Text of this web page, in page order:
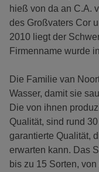
hieß von da an C.A.
des Großvaters Cor
2010 liegt der
Firmenname wurde
Die Familie van
Wasser, damit sie
Die von ihnen
Qualität, sind rund
garantierte Qualität,
erwarten kann. Das
bis zu 15 Sorten,